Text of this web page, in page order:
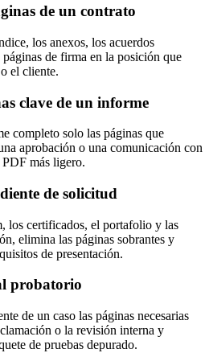
de un contrato
los anexos, los acuerdos
de firma en la posición que
el cliente.
clave de un informe
completo solo las páginas que
aprobación o una comunicación con
más ligero.
de solicitud
los certificados, el portafolio y las
elimina las páginas sobrantes y
de presentación.
probatorio
de un caso las páginas necesarias
o la revisión interna y
de pruebas depurado.